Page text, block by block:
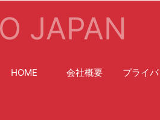
JAPAN
HOME 会社概要 プライ